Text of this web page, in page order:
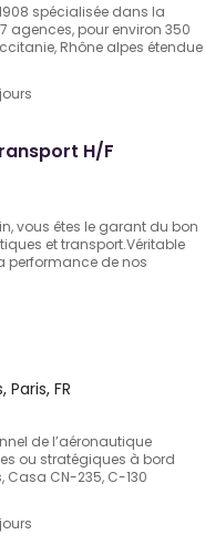
spécialisée dans la
agences, pour environ 350
Rhône alpes étendue
H/F
vous êtes le garant du bon
et transport.Véritable
performance de nos
Paris, FR
de l’aéronautique
ou stratégiques à bord
Casa CN-235, C-130